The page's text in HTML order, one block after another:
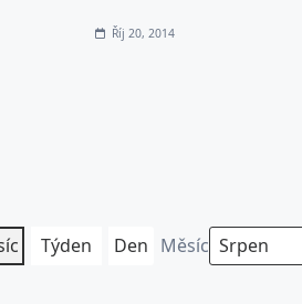
Říj 20, 2014
Týden Den Měsíc